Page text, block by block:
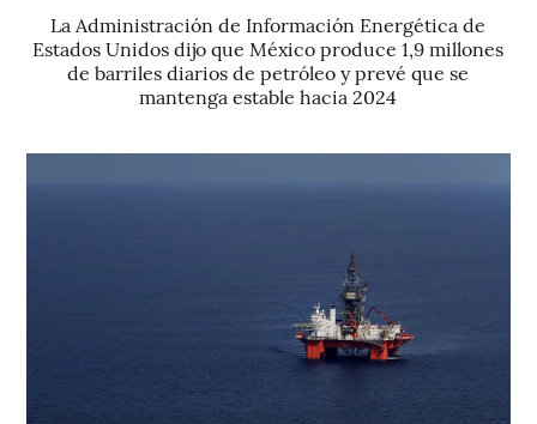
La Administración de Información Energética de
Estados Unidos dijo que México produce 1,9 millones
de barriles diarios de petróleo y prevé que se
mantenga estable hacia 2024